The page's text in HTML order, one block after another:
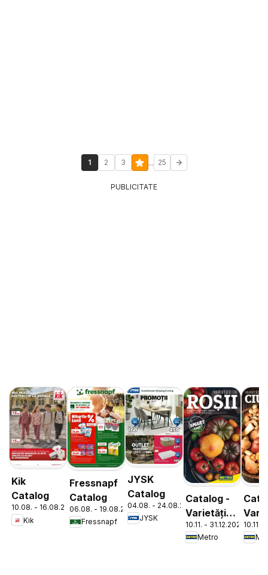
1 2 3 ... 25
PUBLICITATE
Kik
Catalog
10.08. - 16.08.2026
Kik
Fressnapf
Catalog
06.08. - 19.08.2026
Fressnapf
JYSK
Catalog
04.08. - 24.08.2026
JYSK
Catalog -
Varietăți
de Roșii
10.11. - 31.12.2026
Metro
de
10.11.